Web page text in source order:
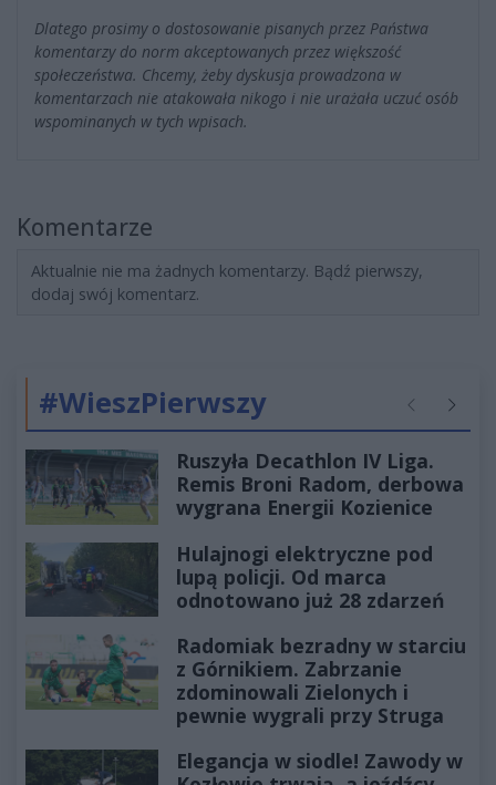
Dlatego prosimy o dostosowanie pisanych przez Państwa
komentarzy do norm akceptowanych przez większość
społeczeństwa. Chcemy, żeby dyskusja prowadzona w
komentarzach nie atakowała nikogo i nie urażała uczuć osób
wspominanych w tych wpisach.
Komentarze
Aktualnie nie ma żadnych komentarzy. Bądź pierwszy,
dodaj swój komentarz.
#WieszPierwszy Poprzednie
Ruszyła Decathlon IV Liga.
Remis Broni Radom, derbowa
wygrana Energii Kozienice
Hulajnogi elektryczne pod
lupą policji. Od marca
odnotowano już 28 zdarzeń
Radomiak bezradny w starciu
z Górnikiem. Zabrzanie
zdominowali Zielonych i
pewnie wygrali przy Struga
Elegancja w siodle! Zawody w